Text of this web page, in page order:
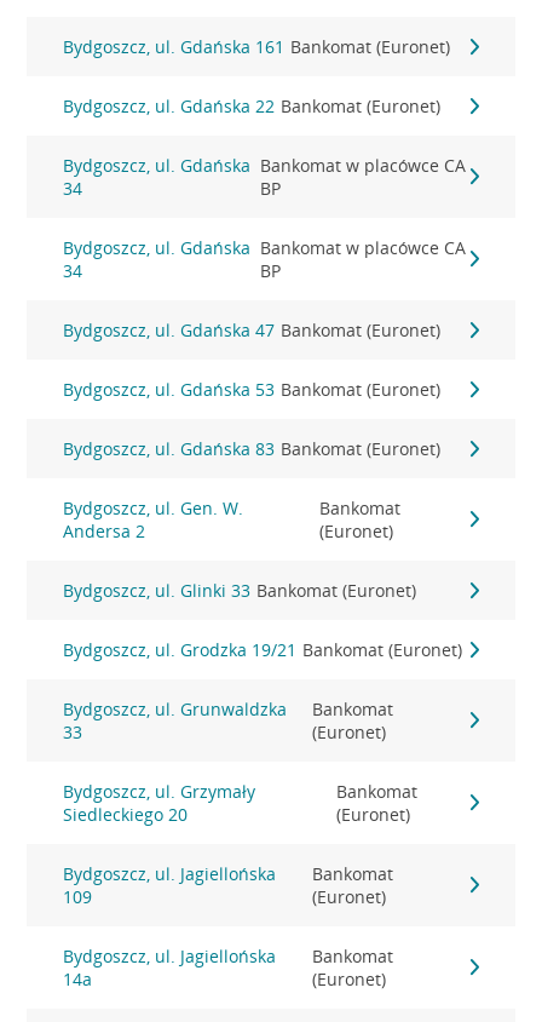
Bydgoszcz, ul. Gdańska 161 Bankomat (Euronet)
Bydgoszcz, ul. Gdańska 22 Bankomat (Euronet)
Bydgoszcz, ul. Gdańska
34
Bankomat w placówce CA
BP
Bydgoszcz, ul. Gdańska
34
Bankomat w placówce CA
BP
Bydgoszcz, ul. Gdańska 47 Bankomat (Euronet)
Bydgoszcz, ul. Gdańska 53 Bankomat (Euronet)
Bydgoszcz, ul. Gdańska 83 Bankomat (Euronet)
Bydgoszcz, ul. Gen. W.
Andersa 2
Bankomat
(Euronet)
Bydgoszcz, ul. Glinki 33 Bankomat (Euronet)
Bydgoszcz, ul. Grodzka 19/21 Bankomat (Euronet)
Bydgoszcz, ul. Grunwaldzka
33
Bankomat
(Euronet)
Bydgoszcz, ul. Grzymały
Siedleckiego 20
Bankomat
(Euronet)
Bydgoszcz, ul. Jagiellońska
109
Bankomat
(Euronet)
Bydgoszcz, ul. Jagiellońska
14a
Bankomat
(Euronet)